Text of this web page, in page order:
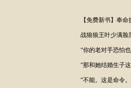
【免费新书】奉
战狼狼王叶少满脸
“你的老对手恐怕
“那和她结婚生子
“不能。这是命令